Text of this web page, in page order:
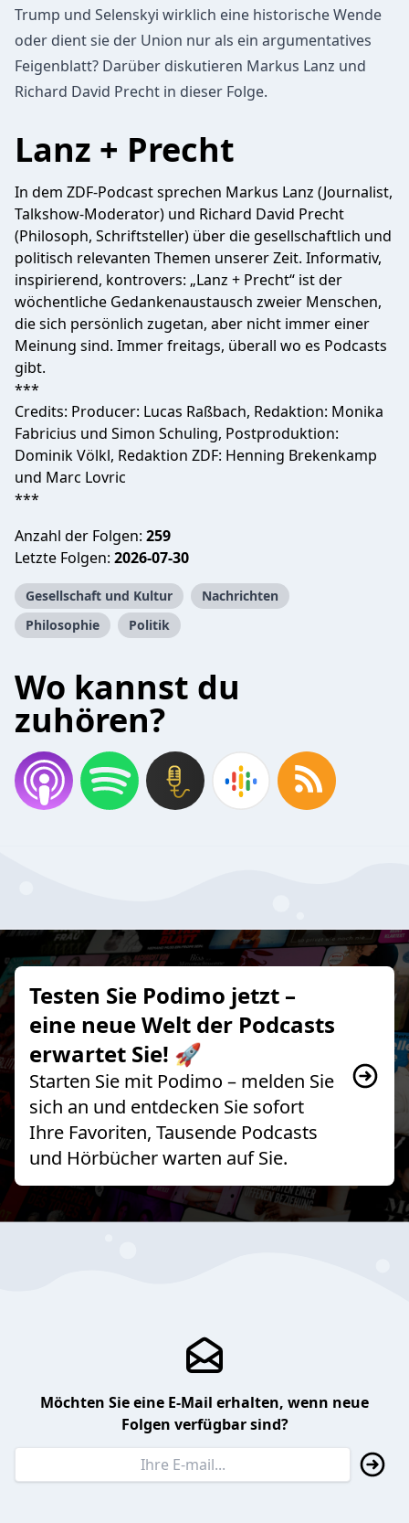
Trump und Selenskyi wirklich eine historische Wende
oder dient sie der Union nur als ein argumentatives
Feigenblatt? Darüber diskutieren Markus Lanz und
Richard David Precht in dieser Folge.
Lanz + Precht
In dem ZDF-Podcast sprechen Markus Lanz (Journalist,
Talkshow-Moderator) und Richard David Precht
(Philosoph, Schriftsteller) über die gesellschaftlich und
politisch relevanten Themen unserer Zeit. Informativ,
inspirierend, kontrovers: „Lanz + Precht“ ist der
wöchentliche Gedankenaustausch zweier Menschen,
die sich persönlich zugetan, aber nicht immer einer
Meinung sind. Immer freitags, überall wo es Podcasts
gibt.
***
Credits: Producer: Lucas Raßbach, Redaktion: Monika
Fabricius und Simon Schuling, Postproduktion:
Dominik Völkl, Redaktion ZDF: Henning Brekenkamp
und Marc Lovric
***
Anzahl der Folgen: 259
Letzte Folgen: 2026-07-30
Gesellschaft und Kultur
Nachrichten
Philosophie
Politik
Wo kannst du
zuhören?
Testen Sie Podimo jetzt –
eine neue Welt der Podcasts
erwartet Sie! 🚀
Starten Sie mit Podimo – melden Sie
sich an und entdecken Sie sofort
Ihre Favoriten, Tausende Podcasts
und Hörbücher warten auf Sie.
Möchten Sie eine E-Mail erhalten, wenn neue
Folgen verfügbar sind?